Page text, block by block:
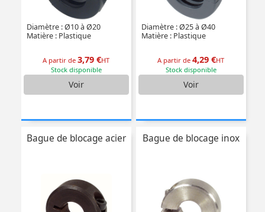
Diamètre : Ø10 à Ø20
Matière : Plastique
A partir de3,79 €HT
Stock disponible
Voir
Diamètre : Ø25 à Ø40
Matière : Plastique
A partir de4,29 €HT
Stock disponible
Voir
Bague de blocage acier Bague de blocage inox